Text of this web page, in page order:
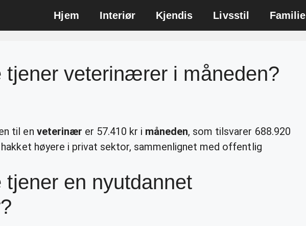
Hjem Interiør Kjendis Livsstil Familie
tjener veterinærer i måneden?
til en veterinær er 57.410 kr i måneden, som tilsvarer 688.920
høyere i privat sektor, sammenlignet med offentlig
tjener en nyutdannet